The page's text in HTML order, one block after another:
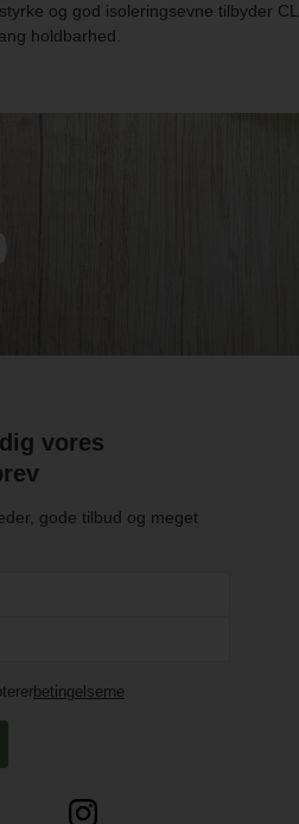
og god isoleringsevne tilbyder
holdbarhed.
vores
gode tilbud og meget
betingelserne